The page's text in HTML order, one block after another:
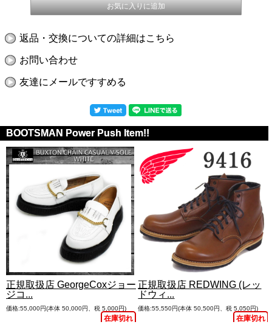
返品・交換についての詳細はこちら
お問い合わせ
友達にメールですすめる
BOOTSMAN Power Push Item!!
正規取扱店 GeorgeCoxジョー
ジコ...
価格:55,000円(本体 50,000円、税 5,000円)
在庫切れ
正規取扱店 REDWING (レッ
ドウィ...
価格:55,550円(本体 50,500円、税 5,050円)
在庫切れ